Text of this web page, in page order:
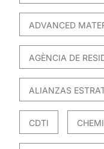
ADVANCED
AGÈNCIA DE
ALIANZAS
CDTI